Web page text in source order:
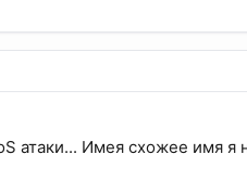
атаки... Имея схожее имя